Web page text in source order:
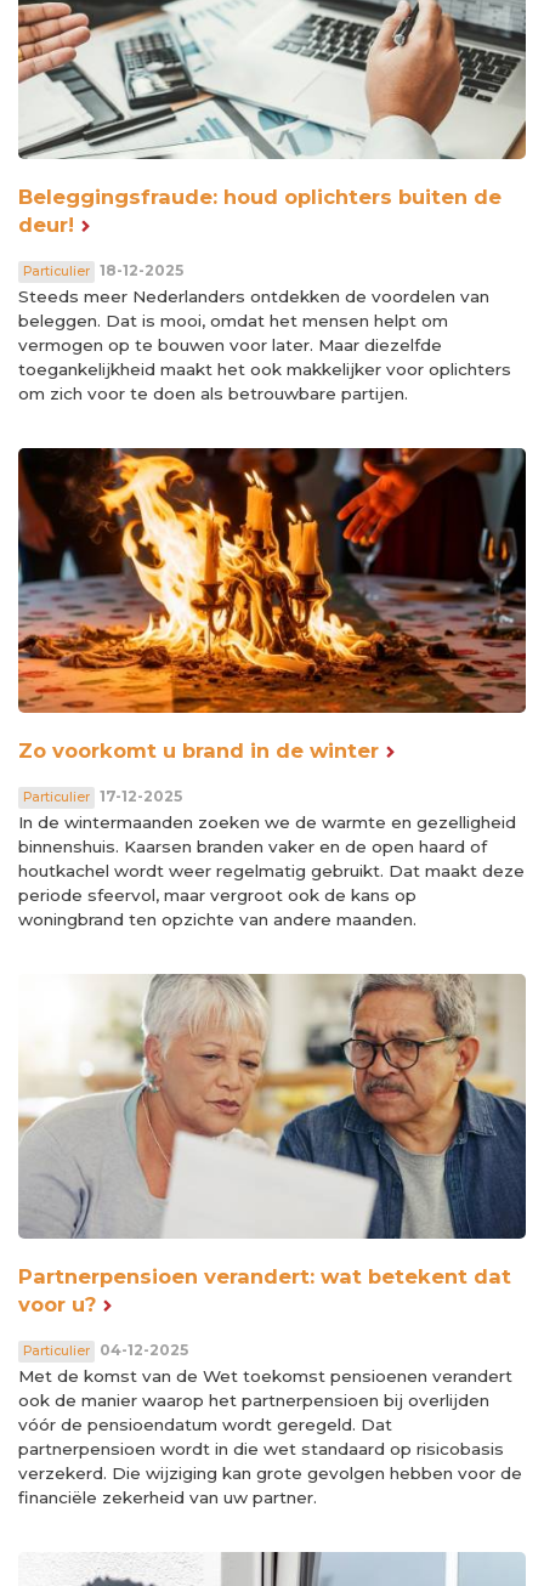
Beleggingsfraude: houd oplichters buiten de
deur!
Particulier 18-12-2025
Steeds meer Nederlanders ontdekken de voordelen van
beleggen. Dat is mooi, omdat het mensen helpt om
vermogen op te bouwen voor later. Maar diezelfde
toegankelijkheid maakt het ook makkelijker voor oplichters
om zich voor te doen als betrouwbare partijen.
Zo voorkomt u brand in de winter
Particulier 17-12-2025
In de wintermaanden zoeken we de warmte en gezelligheid
binnenshuis. Kaarsen branden vaker en de open haard of
houtkachel wordt weer regelmatig gebruikt. Dat maakt deze
periode sfeervol, maar vergroot ook de kans op
woningbrand ten opzichte van andere maanden.
Partnerpensioen verandert: wat betekent dat
voor u?
Particulier 04-12-2025
Met de komst van de Wet toekomst pensioenen verandert
ook de manier waarop het partnerpensioen bij overlijden
vóór de pensioendatum wordt geregeld. Dat
partnerpensioen wordt in die wet standaard op risicobasis
verzekerd. Die wijziging kan grote gevolgen hebben voor de
financiële zekerheid van uw partner.